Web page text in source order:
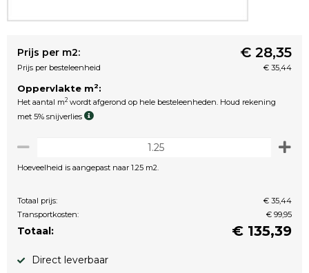
Prijs per m2: € 28,35
Prijs per besteleenheid € 35,44
Oppervlakte m2:
Het aantal m2 wordt afgerond op hele besteleenheden. Houd rekening
met 5% snijverlies
Hoeveelheid is aangepast naar 1.25 m2.
Totaal prijs:
€ 35,44
Transportkosten:
€ 99,95
Totaal: € 135,39
Direct leverbaar